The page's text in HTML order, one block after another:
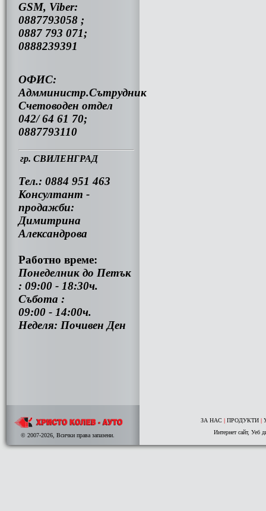
GSM, Viber:
0887793058 ;
0887 793 071;
0888239391
ОФИС:
Адмминистр.Сътрудник
Счетоводен отдел
042/ 64 61 70;
0887793110
гр. СВИЛЕНГРАД
Тел.: 0884 951 463
Консултант -
продажби:
Димитрина
Александрова
Работно време:
Понеделник до Петък
: 09:00 - 18:30ч.
Събота :
09:00 - 14:00ч.
Неделя: Почивен Ден
© 2007-2026, Всички права запазени.
ЗА НАС | ПРОДУКТИ |
Интернет сайт, Уеб